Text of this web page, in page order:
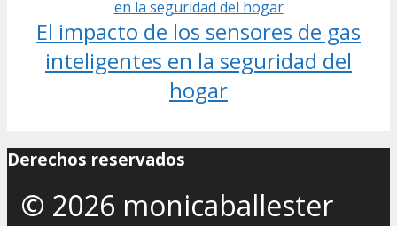
El impacto de los sensores de gas
inteligentes en la seguridad del
hogar
Derechos reservados
© 2026 monicaballester